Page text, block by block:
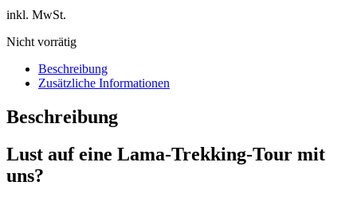
inkl. MwSt.
Nicht vorrätig
Beschreibung
Zusätzliche Informationen
Beschreibung
Lust auf eine Lama-Trekking-Tour mit
uns?